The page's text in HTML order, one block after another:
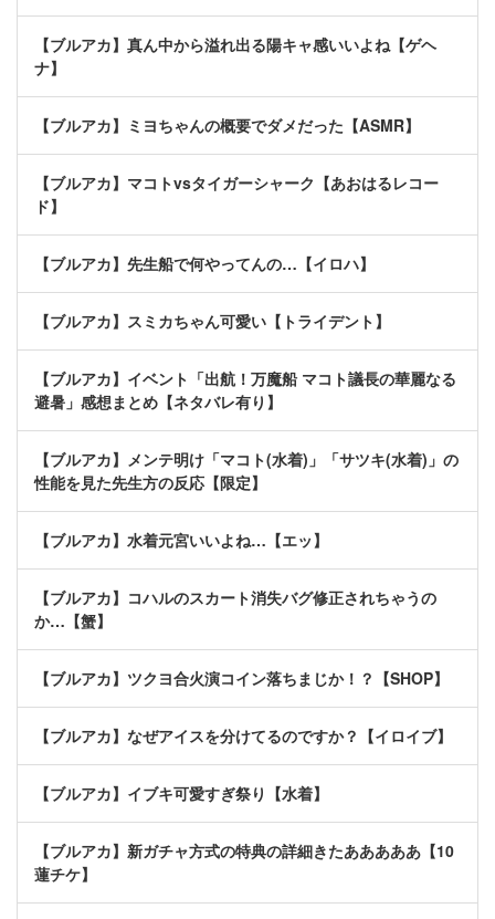
【ブルアカ】真ん中から溢れ出る陽キャ感いいよね【ゲヘ
ナ】
【ブルアカ】ミヨちゃんの概要でダメだった【ASMR】
【ブルアカ】マコトvsタイガーシャーク【あおはるレコー
ド】
【ブルアカ】先生船で何やってんの…【イロハ】
【ブルアカ】スミカちゃん可愛い【トライデント】
【ブルアカ】イベント「出航！万魔船 マコト議長の華麗なる
避暑」感想まとめ【ネタバレ有り】
【ブルアカ】メンテ明け「マコト(水着)」「サツキ(水着)」の
性能を見た先生方の反応【限定】
【ブルアカ】水着元宮いいよね…【エッ】
【ブルアカ】コハルのスカート消失バグ修正されちゃうの
か…【蟹】
【ブルアカ】ツクヨ合火演コイン落ちまじか！？【SHOP】
【ブルアカ】なぜアイスを分けてるのですか？【イロイブ】
【ブルアカ】イブキ可愛すぎ祭り【水着】
【ブルアカ】新ガチャ方式の特典の詳細きたあああああ【10
蓮チケ】